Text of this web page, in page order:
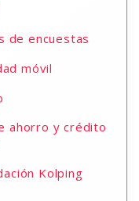
de encuestas
móvil
ahorro y crédito
Kolping